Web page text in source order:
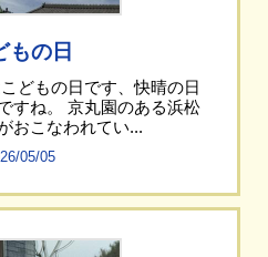
もの日
どもの日です、快晴の日
すね。 京丸園のある浜松
おこなわれてい...
05/05